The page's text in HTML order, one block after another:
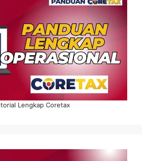
Lengkap Coretax